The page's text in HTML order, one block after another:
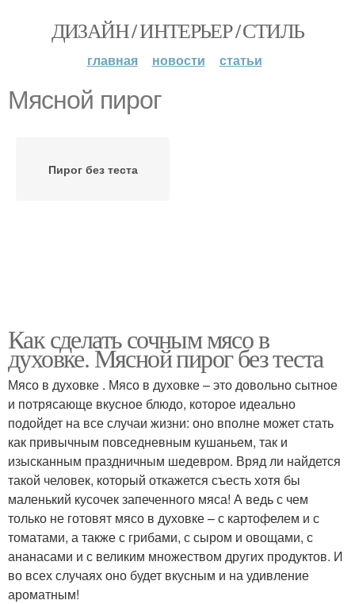
ДИЗАЙН / ИНТЕРЬЕР / СТИЛЬ
главная новости статьи
Мясной пирог
Пирог без теста
Как сделать сочным мясо в
духовке. Мясной пирог без теста
Мясо в духовке . Мясо в духовке – это довольно сытное
и потрясающе вкусное блюдо, которое идеально
подойдет на все случаи жизни: оно вполне может стать
как привычным повседневным кушаньем, так и
изысканным праздничным шедевром. Вряд ли найдется
такой человек, который откажется съесть хотя бы
маленький кусочек запеченного мяса! А ведь с чем
только не готовят мясо в духовке – с картофелем и с
томатами, а также с грибами, с сыром и овощами, с
ананасами и с великим множеством других продуктов. И
во всех случаях оно будет вкусным и на удивление
ароматным!